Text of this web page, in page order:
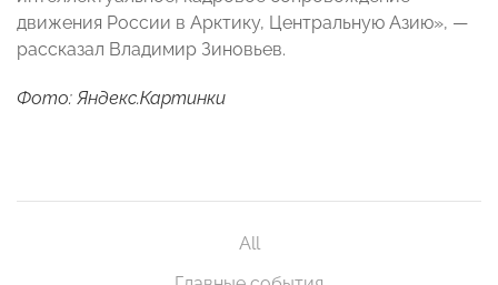
движения России в Арктику, Центральную Азию», —
рассказал Владимир Зиновьев.
Фото: Яндекс.Картинки
All